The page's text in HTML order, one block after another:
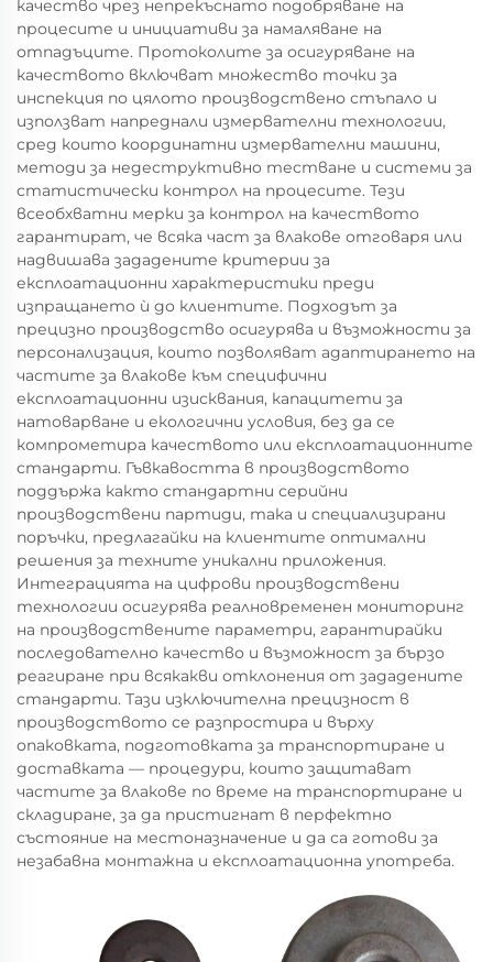
качество чрез непрекъснато подобряване на
процесите и инициативи за намаляване на
отпадъците. Протоколите за осигуряване на
качеството включват множество точки за
инспекция по цялото производствено стъпало и
използват напреднали измервателни технологии,
сред които координатни измервателни машини,
методи за недеструктивно тестване и системи за
статистически контрол на процесите. Тези
всеобхватни мерки за контрол на качеството
гарантират, че всяка част за влакове отговаря или
надвишава зададените критерии за
експлоатационни характеристики преди
изпращането ѝ до клиентите. Подходът за
прецизно производство осигурява и възможности за
персонализация, които позволяват адаптирането на
частите за влакове към специфични
експлоатационни изисквания, капацитети за
натоварване и екологични условия, без да се
компрометира качеството или експлоатационните
стандарти. Гъвкавостта в производството
поддържа както стандартни серийни
производствени партиди, така и специализирани
поръчки, предлагайки на клиентите оптимални
решения за техните уникални приложения.
Интеграцията на цифрови производствени
технологии осигурява реалновременен мониторинг
на производствените параметри, гарантирайки
последователно качество и възможност за бързо
реагиране при всякакви отклонения от зададените
стандарти. Тази изключителна прецизност в
производството се разпростира и върху
опаковката, подготовката за транспортиране и
доставката — процедури, които защитават
частите за влакове по време на транспортиране и
складиране, за да пристигнат в перфектно
състояние на местоназначение и да са готови за
незабавна монтажна и експлоатационна употреба.